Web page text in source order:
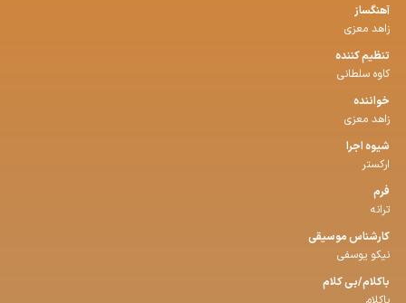
آهنگساز
زاهد معزی
تنظیم كننده
کاوه سلطانی
خواننده
زاهد معزی
شیوه اجرا
ارکستر
فرم
ترانه
كارشناس موسیقی
نیکو یوسفی
باكلام/بی كلام